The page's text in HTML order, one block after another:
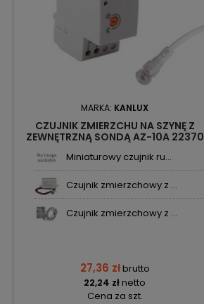
MARKA: KANLUX
CZUJNIK ZMIERZCHU NA SZYNĘ Z
ZEWNĘTRZNĄ SONDĄ AZ-10A 22370
Miniaturowy czujnik ru...
Czujnik zmierzchowy z ...
Czujnik zmierzchowy z ...
27,36 złbrutto
22,24 złnetto
Cena za szt.